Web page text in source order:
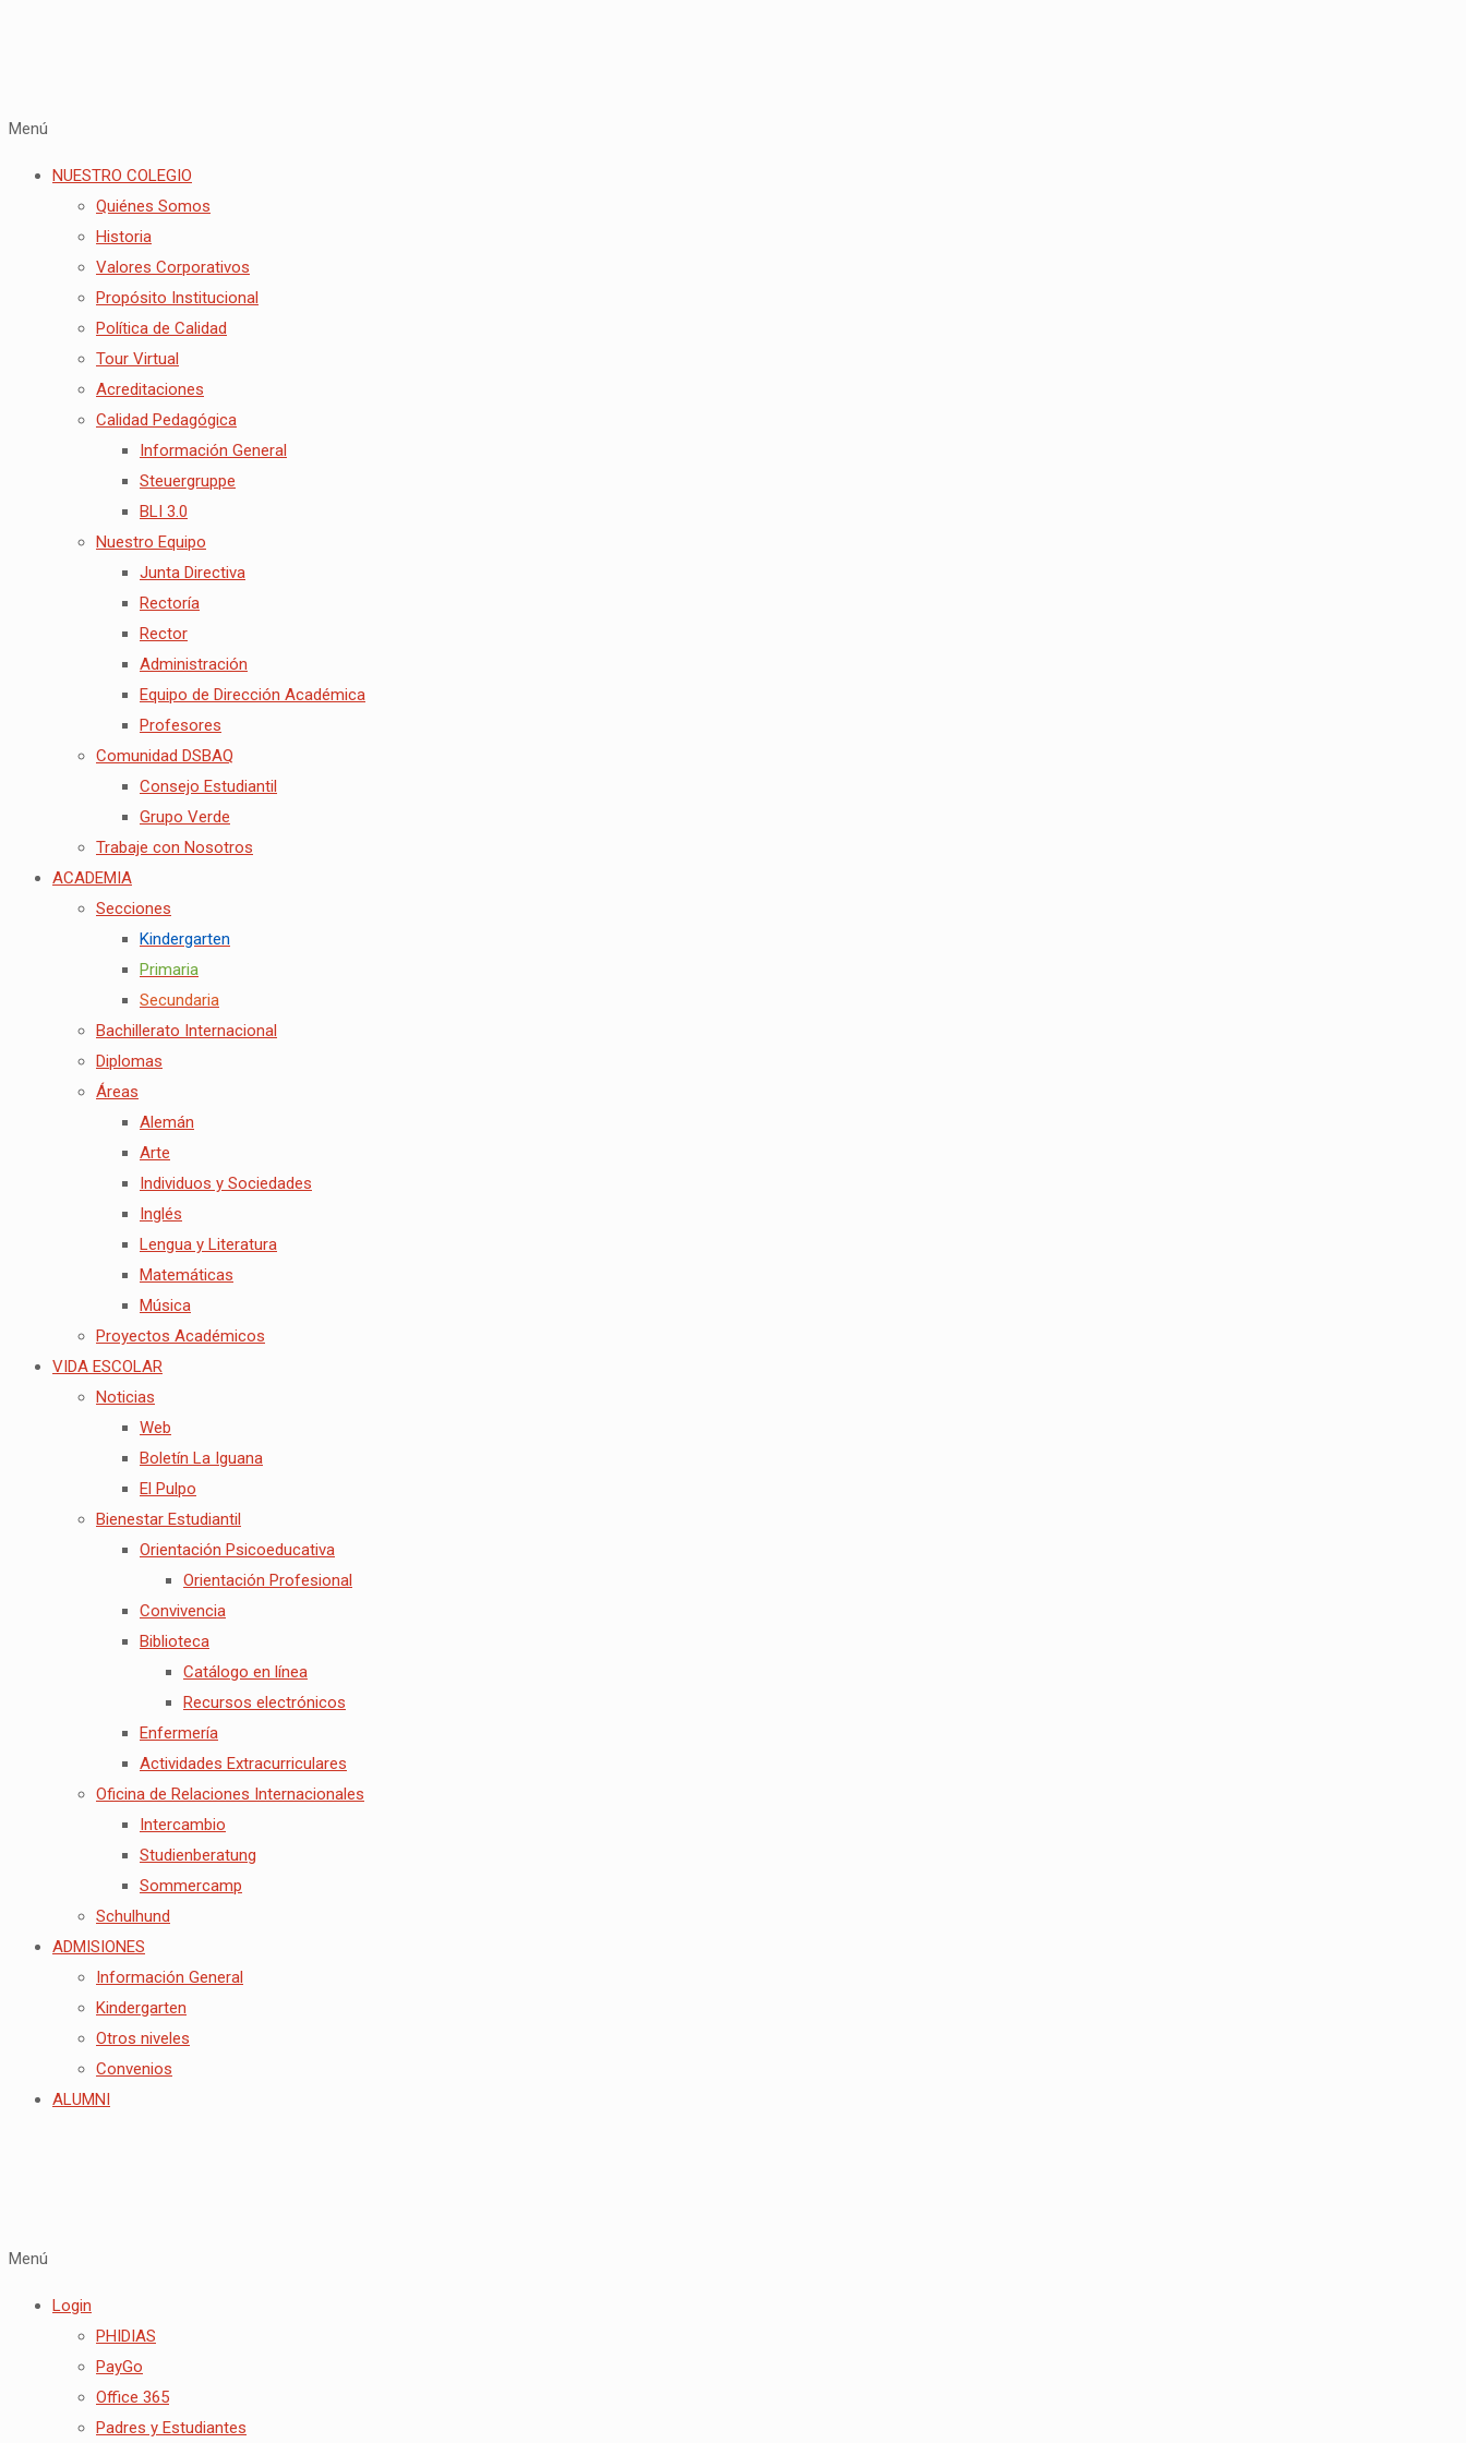
Menú
NUESTRO COLEGIO
Quiénes Somos
Historia
Valores Corporativos
Propósito Institucional
Política de Calidad
Tour Virtual
Acreditaciones
Calidad Pedagógica
Información General
Steuergruppe
BLI 3.0
Nuestro Equipo
Junta Directiva
Rectoría
Rector
Administración
Equipo de Dirección Académica
Profesores
Comunidad DSBAQ
Consejo Estudiantil
Grupo Verde
Trabaje con Nosotros
ACADEMIA
Secciones
Kindergarten
Primaria
Secundaria
Bachillerato Internacional
Diplomas
Áreas
Alemán
Arte
Individuos y Sociedades
Inglés
Lengua y Literatura
Matemáticas
Música
Proyectos Académicos
VIDA ESCOLAR
Noticias
Web
Boletín La Iguana
El Pulpo
Bienestar Estudiantil
Orientación Psicoeducativa
Orientación Profesional
Convivencia
Biblioteca
Catálogo en línea
Recursos electrónicos
Enfermería
Actividades Extracurriculares
Oficina de Relaciones Internacionales
Intercambio
Studienberatung
Sommercamp
Schulhund
ADMISIONES
Información General
Kindergarten
Otros niveles
Convenios
ALUMNI
Menú
Login
PHIDIAS
PayGo
Office 365
Padres y Estudiantes